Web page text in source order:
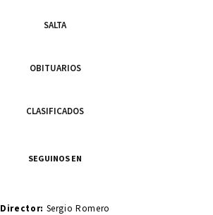
SALTA
OBITUARIOS
CLASIFICADOS
SEGUINOS EN
Director: Sergio Romero